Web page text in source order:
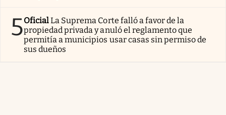
5OficialLa Suprema Corte falló a favor de la
propiedad privada y anuló el reglamento que
permitía a municipios usar casas sin permiso de
sus dueños